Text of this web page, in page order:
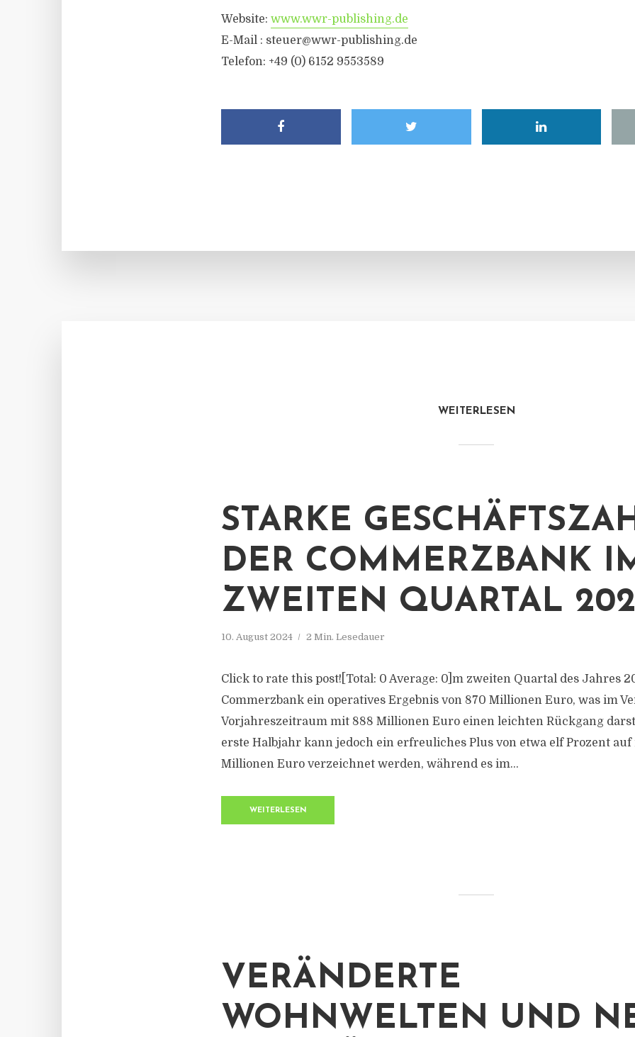
Website: www.wwr-publishing.de
E-Mail : steuer@wwr-publishing.de
Telefon: +49 (0) 6152 9553589
WEITERLESEN
STARKE
DER COMMERZBANK
ZWEITEN QUARTAL
10. August 2024 2 Min. Lesedauer
Click to rate this post![Total: 0 Average: 0]m zweiten Quartal des Jahres
Commerzbank ein operatives Ergebnis von 870 Millionen Euro, was im
Vorjahreszeitraum mit 888 Millionen Euro einen leichten Rückgang
erste Halbjahr kann jedoch ein erfreuliches Plus von etwa elf Prozent auf
Millionen Euro verzeichnet werden, während es im...
WEITERLESEN
VERÄNDERTE
WOHNWELTEN UND